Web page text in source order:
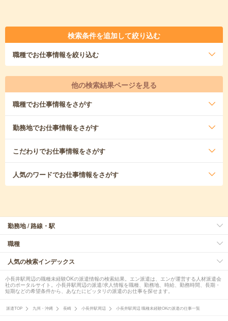
検索条件を追加して絞り込む
職種でお仕事情報を絞り込む
他の検索結果ページを見る
職種でお仕事情報をさがす
勤務地でお仕事情報をさがす
こだわりでお仕事情報をさがす
人気のワードでお仕事情報をさがす
勤務地 / 路線・駅
職種
人気の検索インデックス
小長井駅周辺の職種未経験OKの派遣情報の検索結果。エン派遣は、エンが運営する人材派遣会
社のポータルサイト。小長井駅周辺の派遣/求人情報を職種、勤務地、時給、勤務時間、長期・
短期などの希望条件から、あなたにピッタリの派遣のお仕事を探せます。
派遣TOP 九州・沖縄 長崎 小長井駅周辺 小長井駅周辺 職種未経験OKの派遣の仕事一覧